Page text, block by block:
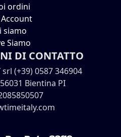
ordini
siamo
Siamo
DI CONTATTO
srl (+39) 0587 346904
Bientina PI